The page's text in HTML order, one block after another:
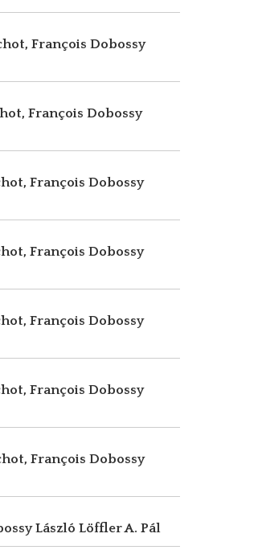
François Dobossy
François Dobossy
François Dobossy
François Dobossy
François Dobossy
François Dobossy
François Dobossy
László Löffler A. Pál